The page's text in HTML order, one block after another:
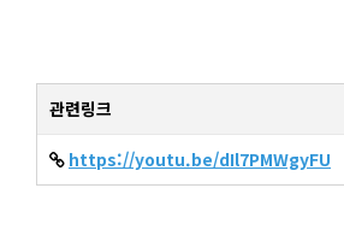
관련링크
https://youtu.be/dIl7PMWgyFU